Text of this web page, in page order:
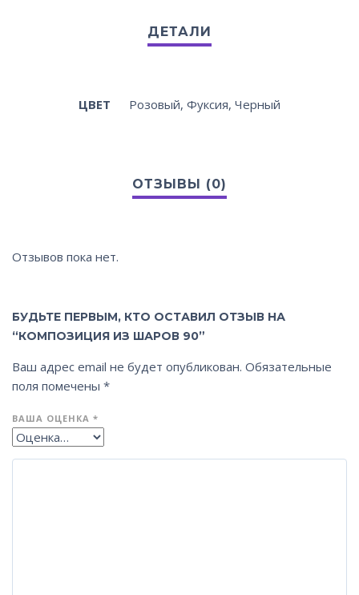
ЦВЕТ Розовый, Фуксия, Черный
Отзывов пока нет.
БУДЬТЕ ПЕРВЫМ, КТО ОСТАВИЛ ОТЗЫВ НА
“КОМПОЗИЦИЯ ИЗ ШАРОВ 90”
Ваш адрес email не будет опубликован. Обязательные
поля помечены *
ВАША ОЦЕНКА *